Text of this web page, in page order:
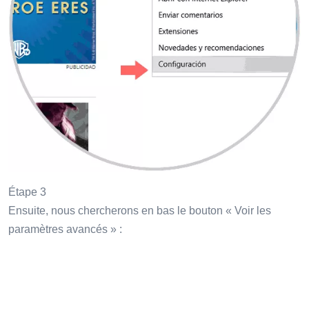
Étape 3
Ensuite, nous chercherons en bas le bouton « Voir les
paramètres avancés » :